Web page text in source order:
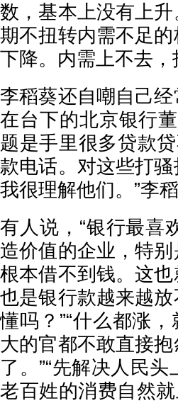
数，基本上没有上
期不扭转内需不足
下降。内需上不去
李稻葵还自嘲自己
在台下的北京银行
题是手里很多贷款
款电话。对这些打
我很理解他们。”李
有人说，“银行最喜
造价值的企业，特
根本借不到钱。这
也是银行款越来越
懂吗？”“什么都涨
大的官都不敢直接
了。”“先解决人民
老百姓的消费自然